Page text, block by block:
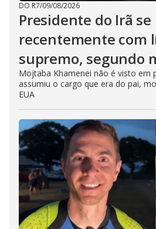
DO R7/09/08/2026
Presidente do Irã
recentemente com
supremo, segundo
Mojtaba Khamenei não é visto em
assumiu o cargo que era do pai,
EUA